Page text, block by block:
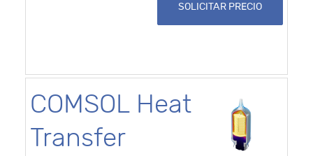
SOLICITAR PRECIO
COMSOL Heat
Transfer